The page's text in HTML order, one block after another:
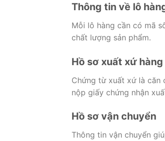
Thông tin về lô
Mỗi lô hàng cần có mã
chất lượng sản phẩm.
Hồ sơ xuất xứ hàng
Chứng từ xuất xứ là căn
nộp giấy chứng nhận
Hồ sơ vận chuyển
Thông tin vận chuyển